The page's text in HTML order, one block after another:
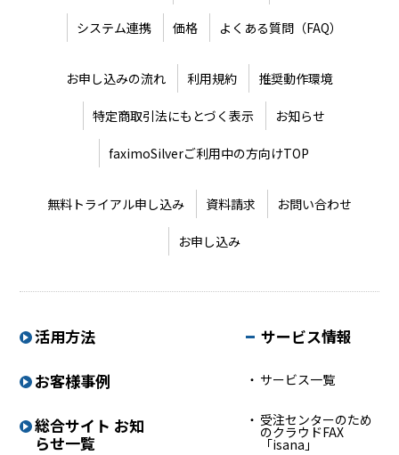
システム連携 価格 よくある質問（FAQ）
お申し込みの流れ 利用規約 推奨動作環境
特定商取引法にもとづく表示 お知らせ
faximoSilverご利用中の方向けTOP
無料トライアル申し込み 資料請求 お問い合わせ
お申し込み
活用方法
お客様事例
総合サイト お知
らせ一覧
サービス情報
サービス一覧
受注センターのため
のクラウドFAX
「isana」